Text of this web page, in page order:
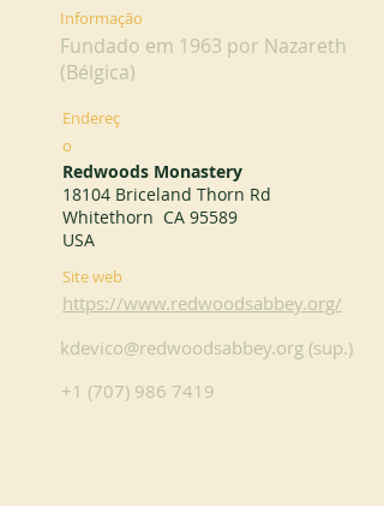
Informação
Fundado em 1963 por Nazareth
(Bélgica)
Endereç
o
Redwoods Monastery
18104 Briceland Thorn Rd
Whitethorn CA 95589
USA
Site web
https://www.redwoodsabbey.org/
kdevico@redwoodsabbey.org (sup.)
+1 (707) 986 7419